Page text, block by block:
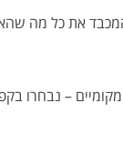
את כל מה
– נבחרו